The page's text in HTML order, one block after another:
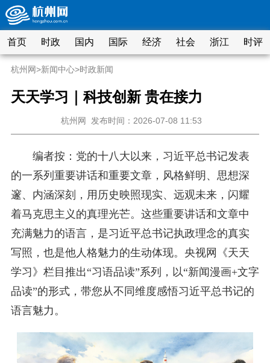
首页 时政 国内 国际 经济 社会 浙江 时评
杭州网>新闻中心>时政新闻
天天学习｜科技创新 贵在接力
杭州网 发布时间：2026-07-08 11:53
编者按：党的十八大以来，习近平总书记发表
的一系列重要讲话和重要文章，风格鲜明、思想深
邃、内涵深刻，用历史映照现实、远观未来，闪耀
着马克思主义的真理光芒。这些重要讲话和文章中
充满魅力的语言，是习近平总书记执政理念的真实
写照，也是他人格魅力的生动体现。央视网《天天
学习》栏目推出“习语品读”系列，以“新闻漫画+文字
品读”的形式，带您从不同维度感悟习近平总书记的
语言魅力。